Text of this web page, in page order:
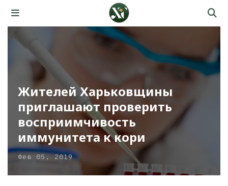
Жителей Харьковщины
приглашают проверить
восприимчивость
иммунитета к кори
Фев 05, 2019